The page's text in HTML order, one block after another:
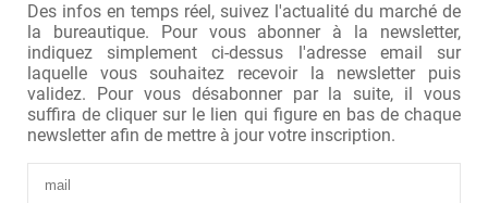
Des infos en temps réel, suivez l'actualité du marché de
la bureautique. Pour vous abonner à la newsletter,
indiquez simplement ci-dessus l'adresse email sur
laquelle vous souhaitez recevoir la newsletter puis
validez. Pour vous désabonner par la suite, il vous
suffira de cliquer sur le lien qui figure en bas de chaque
newsletter afin de mettre à jour votre inscription.